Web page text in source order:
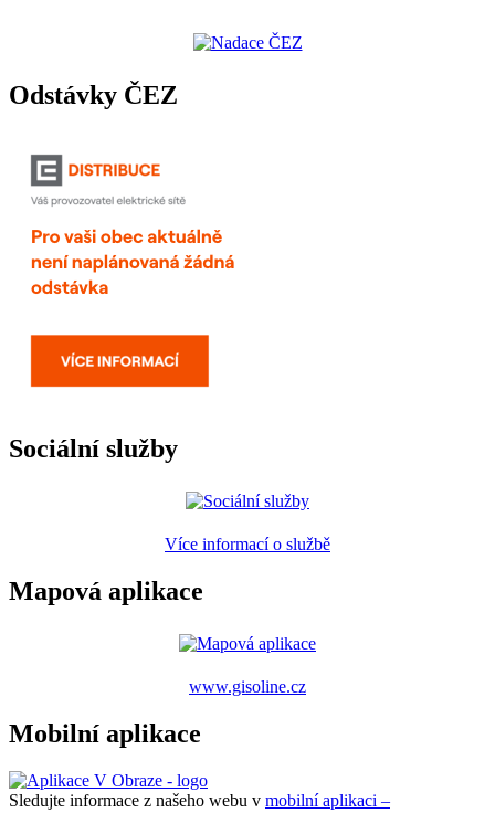
Odstávky ČEZ
Sociální služby
Více informací o službě
Mapová aplikace
www.gisoline.cz
Mobilní aplikace
Sledujte informace z našeho webu v mobilní aplikaci –